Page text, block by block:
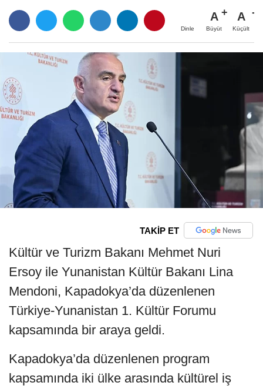
Dinle
A
Büyüt
A
Küçült
TAKİP ET
Kültür ve Turizm Bakanı Mehmet Nuri
Ersoy ile Yunanistan Kültür Bakanı Lina
Mendoni, Kapadokya’da düzenlenen
Türkiye-Yunanistan 1. Kültür Forumu
kapsamında bir araya geldi.
Kapadokya’da düzenlenen program
kapsamında iki ülke arasında kültürel iş